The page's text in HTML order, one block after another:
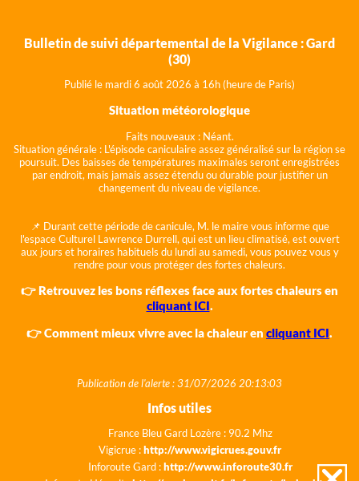
Bulletin de suivi départemental de la Vigilance : Gard
(30)
Publié le mardi 6 août 2026 à 16h (heure de Paris)
Situation météorologique
Faits nouveaux : Néant.
Situation générale : L'épisode caniculaire assez généralisé sur la région se
poursuit. Des baisses de températures maximales seront enregistrées
par endroit, mais jamais assez étendu ou durable pour justifier un
changement du niveau de vigilance.
📌 Durant cette période de canicule, M. le maire vous informe que
l'espace Culturel Lawrence Durrell, qui est un lieu climatisé, est ouvert
aux jours et horaires habituels du lundi au samedi, vous pouvez vous y
rendre pour vous protéger des fortes chaleurs.
👉 Retrouvez les bons réflexes face aux fortes chaleurs en
cliquant ICI.
👉 Comment mieux vivre avec la chaleur en cliquant ICI.
Publication de l'alerte : 31/07/2026 20:13:03
Infos utiles
France Bleu Gard Lozère : 90.2 Mhz
Vigicrue :http://www.vigicrues.gouv.fr
Inforoute Gard :http://www.inforoute30.fr